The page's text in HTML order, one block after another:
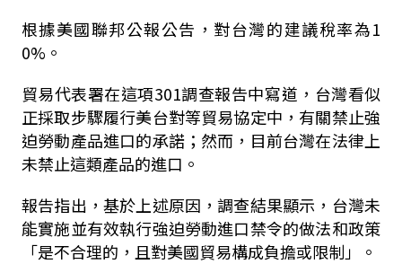
根據美國聯邦公報公告，對台灣的建議稅率為1
0%。
貿易代表署在這項301調查報告中寫道，台灣看似
正採取步驟履行美台對等貿易協定中，有關禁止強
迫勞動產品進口的承諾；然而，目前台灣在法律上
未禁止這類產品的進口。
報告指出，基於上述原因，調查結果顯示，台灣未
能實施並有效執行強迫勞動進口禁令的做法和政策
「是不合理的，且對美國貿易構成負擔或限制」。